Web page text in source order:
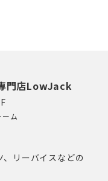
門店LowJack
ーム
リーバイスなどの